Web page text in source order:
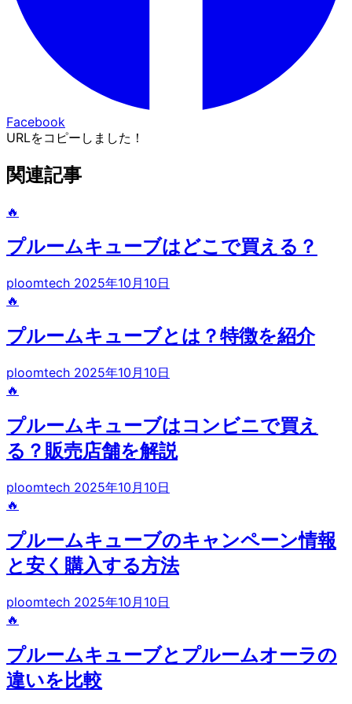
Facebook
URLをコピーしました！
関連記事
🔥
プルームキューブはどこで買える？
ploomtech 2025年10月10日
🔥
プルームキューブとは？特徴を紹介
ploomtech 2025年10月10日
🔥
プルームキューブはコンビニで買え
る？販売店舗を解説
ploomtech 2025年10月10日
🔥
プルームキューブのキャンペーン情報
と安く購入する方法
ploomtech 2025年10月10日
🔥
プルームキューブとプルームオーラの
違いを比較